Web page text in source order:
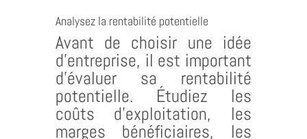
Analysez la rentabilité potentielle
Avant de choisir une idée
d’entreprise, il est important
d’évaluer sa rentabilité
potentielle. Étudiez les
coûts d’exploitation, les
marges bénéficiaires, les